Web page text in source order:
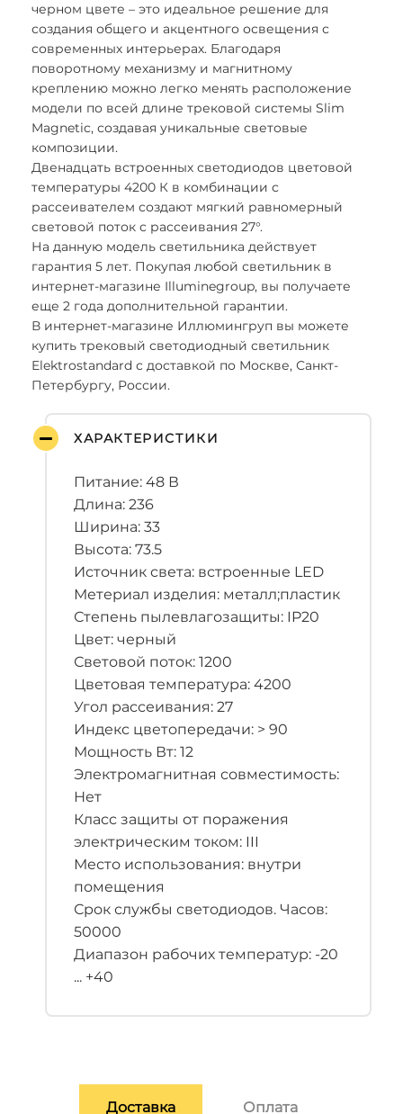
черном цвете – это идеальное решение для
создания общего и акцентного освещения с
современных интерьерах. Благодаря
поворотному механизму и магнитному
креплению можно легко менять расположение
модели по всей длине трековой системы Slim
Magnetic, создавая уникальные световые
композиции.
Двенадцать встроенных светодиодов цветовой
температуры 4200 К в комбинации с
рассеивателем создают мягкий равномерный
световой поток с рассеивания 27°.
На данную модель светильника действует
гарантия 5 лет. Покупая любой светильник в
интернет-магазине Illuminegroup, вы получаете
еще 2 года дополнительной гарантии.
В интернет-магазине Иллюмингруп вы можете
купить трековый светодиодный светильник
Elektrostandard с доставкой по Москве, Санкт-
Петербургу, России.
ХАРАКТЕРИСТИКИ
Питание: 48 В
Длина: 236
Ширина: 33
Высота: 73.5
Источник света: встроенные LED
Метериал изделия: металл;пластик
Степень пылевлагозащиты: IP20
Цвет: черный
Световой поток: 1200
Цветовая температура: 4200
Угол рассеивания: 27
Индекс цветопередачи: > 90
Мощность Вт: 12
Электромагнитная совместимость:
Нет
Класс защиты от поражения
электрическим током: III
Место использования: внутри
помещения
Срок службы светодиодов. Часов:
50000
Диапазон рабочих температур: -20
... +40
Доставка Оплата